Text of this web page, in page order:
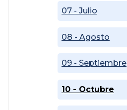
07 - Julio
08 - Agosto
09 - Septiembre
10 - Octubre